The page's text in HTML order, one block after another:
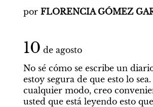
por FLORENCIA GÓMEZ
10 de agosto
No sé cómo se escribe un
estoy segura de que esto lo
cualquier modo, creo
usted que está leyendo esto